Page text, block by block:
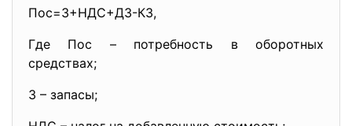
Пос=З+НДС+ДЗ-КЗ,
Где Пос – потребность в оборотных
средствах;
З – запасы;